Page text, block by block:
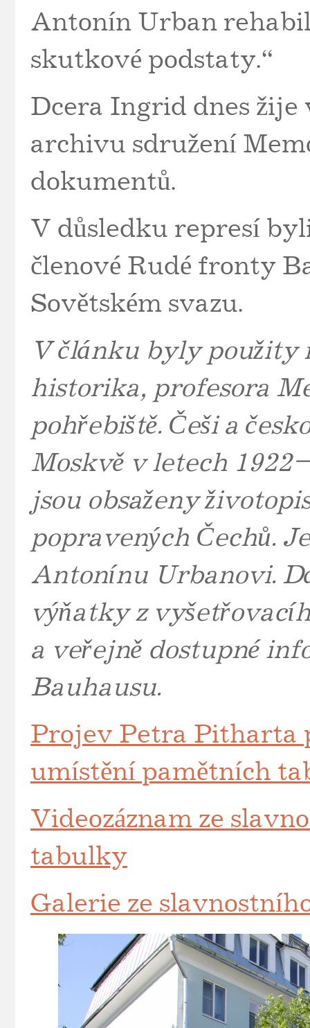
Antonín Urban
skutkové podstaty.“
Dcera Ingrid dnes žije
archivu sdružení
dokumentů.
V důsledku represí
členové Rudé fronty
Sovětském svazu.
V článku byly použity
historika, profesora
pohřebiště. Češi a
Moskvě v letech
jsou obsaženy
popravených Čechů.
Antonínu Urbanovi.
výňatky z
a veřejně dostupné
Bauhausu.
Projev Petra Pitharta
umístění pamětních
Videozáznam ze
tabulky
Galerie ze